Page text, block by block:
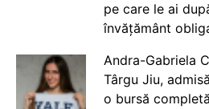
pe care le ai
învățământ
Andra-Gabriela
Târgu Jiu,
o bursă